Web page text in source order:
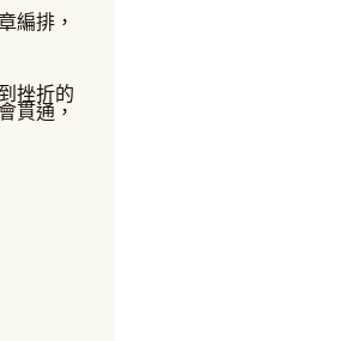
編排，
挫折的
貫通，